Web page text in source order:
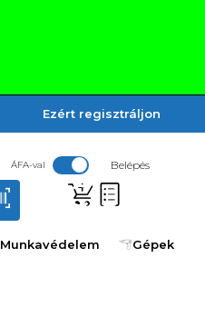
Ezért regisztráljon
ÁFA-val Belépés
Munkavédelem Gépek